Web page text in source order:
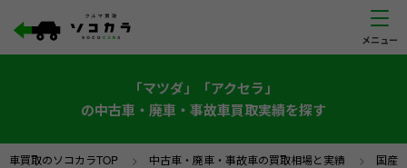
「マツダ」「アクセラ」
の中古車・廃車・事故車買取実績を探す
車買取のソコカラTOP > 中古車・廃車・事故車の買取相場と実績 > 国産